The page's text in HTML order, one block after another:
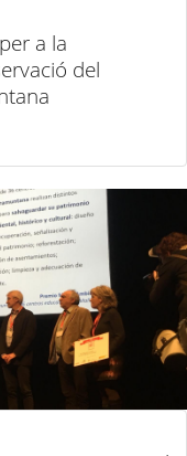
a la
del